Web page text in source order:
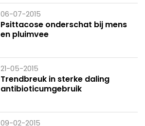
06-07-2015
Psittacose onderschat bij mens
en pluimvee
21-05-2015
Trendbreuk in sterke daling
antibioticumgebruik
09-02-2015